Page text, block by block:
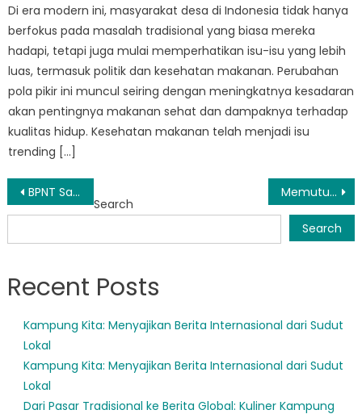
Di era modern ini, masyarakat desa di Indonesia tidak hanya
berfokus pada masalah tradisional yang biasa mereka
hadapi, tetapi juga mulai memperhatikan isu-isu yang lebih
luas, termasuk politik dan kesehatan makanan. Perubahan
pola pikir ini muncul seiring dengan meningkatnya kesadaran
akan pentingnya makanan sehat dan dampaknya terhadap
kualitas hidup. Kesehatan makanan telah menjadi isu
trending […]
Post
navigation
BPNT Sarmi: Masa Depan Pereda Sakit Kronis? Memutus Siklus Kemiskinan: Bagaimana Dinsos Sarmi Membuat Perubahan
Search
Search
Recent Posts
Kampung Kita: Menyajikan Berita Internasional dari Sudut
Lokal
Kampung Kita: Menyajikan Berita Internasional dari Sudut
Lokal
Dari Pasar Tradisional ke Berita Global: Kuliner Kampung